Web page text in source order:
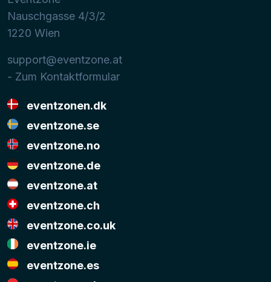
Nauschgasse 4/3/2
1220 Wien
support@eventzone.at
- Zum Kontaktformular
eventzonen.dk
eventzone.se
eventzone.no
eventzone.de
eventzone.at
eventzone.ch
eventzone.co.uk
eventzone.ie
eventzone.es